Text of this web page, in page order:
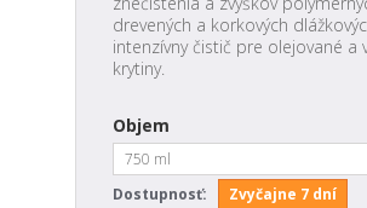
drevených a korkových
intenzívny čistič pre olejované a
krytiny.
Objem
750 ml
Dostupnosť:
Zvyčajne 7 dní